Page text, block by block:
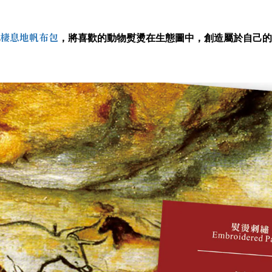
棲息地帆布包 ， 將喜歡的動物熨燙在生態圖中，創造屬於自己